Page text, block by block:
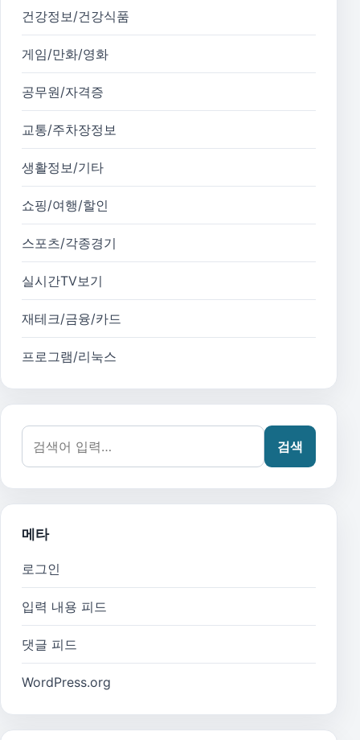
건강정보/건강식품
게임/만화/영화
공무원/자격증
교통/주차장정보
생활정보/기타
쇼핑/여행/할인
스포츠/각종경기
실시간TV보기
재테크/금융/카드
프로그램/리눅스
검색어:
검색
메타
로그인
입력 내용 피드
댓글 피드
WordPress.org